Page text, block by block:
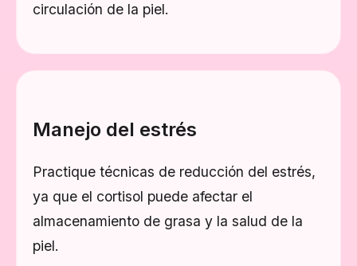
circulación de la piel.
Manejo del estrés
Practique técnicas de reducción del estrés,
ya que el cortisol puede afectar el
almacenamiento de grasa y la salud de la
piel.